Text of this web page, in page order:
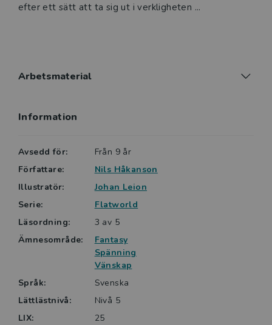
efter ett sätt att ta sig ut i verkligheten ...
Arbetsmaterial
Information
Avsedd för:
Från 9 år
Författare:
Nils Håkanson
Illustratör:
Johan Leion
Serie:
Flatworld
Läsordning:
3 av 5
Ämnesområde:
Fantasy
Spänning
Vänskap
Språk:
Svenska
Lättlästnivå:
Nivå 5
LIX:
25